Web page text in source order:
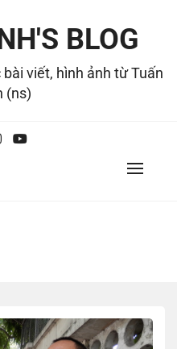
BLOG
viết, hình ảnh từ Tuấn
(ns)